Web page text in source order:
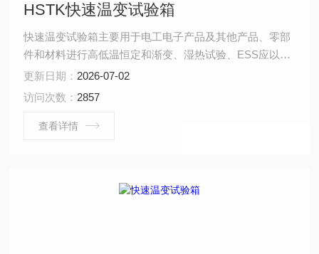
HSTK快速温变试验箱
快速温变试验箱主要用于电工电子产品及其他产品、零部
件和材料进行高低温恒定和渐变、湿热试验、ESS应以筛
选等环境模拟可靠性试验。
更新日期： 2026-07-02
访问次数： 2857
查看详情